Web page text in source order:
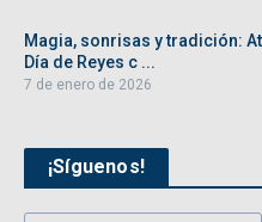
Magia, sonrisas y tradición:
Día de Reyes c ...
7 de enero de 2026
¡Síguenos!